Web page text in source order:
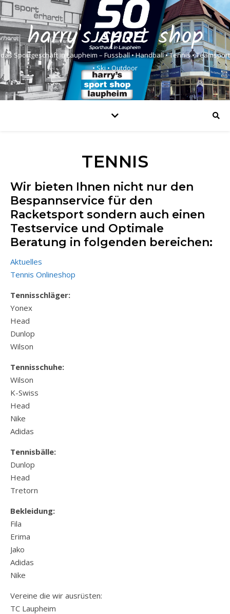
harry's sport shop
das Sportgeschäft in Laupheim – Fussball • Handball • Tennis • Teamsport
• Ski • Outdoor
TENNIS
Wir bieten Ihnen nicht nur den
Bespannservice für den
Racketsport sondern auch einen
Testservice und Optimale
Beratung in folgenden bereichen:
Aktuelles
Tennis Onlineshop
Tennisschläger:
Yonex
Head
Dunlop
Wilson
Tennisschuhe:
Wilson
K-Swiss
Head
Nike
Adidas
Tennisbälle:
Dunlop
Head
Tretorn
Bekleidung:
Fila
Erima
Jako
Adidas
Nike
Vereine die wir ausrüsten:
TC Laupheim